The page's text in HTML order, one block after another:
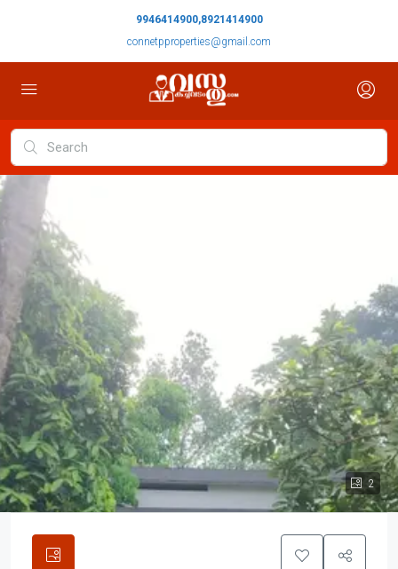
9946414900,8921414900
connetpproperties@gmail.com
2